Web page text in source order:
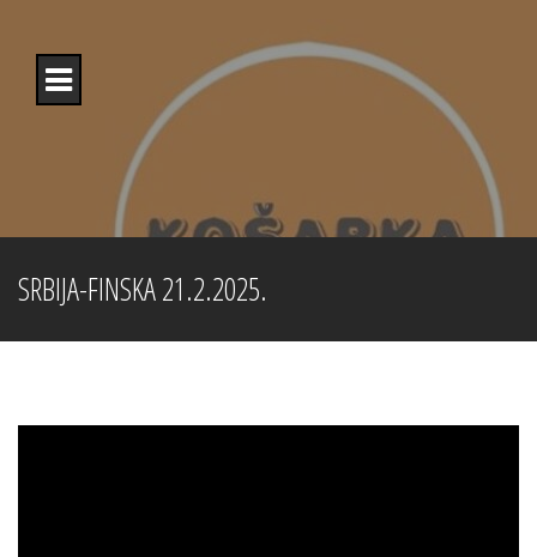
content
SRBIJA-FINSKA 21.2.2025.